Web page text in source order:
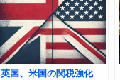
英国、米国の関税強化